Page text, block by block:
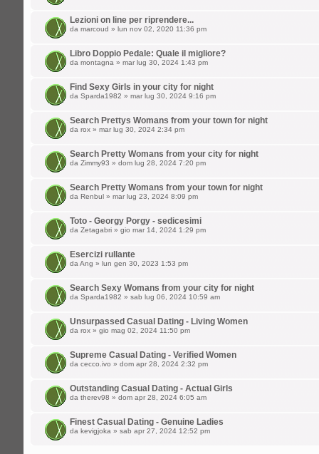
Lezioni on line per riprendere...
da marcoud » lun nov 02, 2020 11:36 pm
Libro Doppio Pedale: Quale il migliore?
da montagna » mar lug 30, 2024 1:43 pm
Find Sexy Girls in your city for night
da Sparda1982 » mar lug 30, 2024 9:16 pm
Search Prettys Womans from your town for night
da rox » mar lug 30, 2024 2:34 pm
Search Pretty Womans from your city for night
da Zimmy93 » dom lug 28, 2024 7:20 pm
Search Pretty Womans from your town for night
da Renbul » mar lug 23, 2024 8:09 pm
Toto - Georgy Porgy - sedicesimi
da Zetagabri » gio mar 14, 2024 1:29 pm
Esercizi rullante
da Ang » lun gen 30, 2023 1:53 pm
Search Sexy Womans from your city for night
da Sparda1982 » sab lug 06, 2024 10:59 am
Unsurpassed Сasual Dating - Living Women
da rox » gio mag 02, 2024 11:50 pm
Supreme Сasual Dating - Verified Women
da cecco.ivo » dom apr 28, 2024 2:32 pm
Outstanding Сasual Dating - Actual Girls
da therev98 » dom apr 28, 2024 6:05 am
Finest Сasual Dating - Genuine Ladies
da kevigjoka » sab apr 27, 2024 12:52 pm